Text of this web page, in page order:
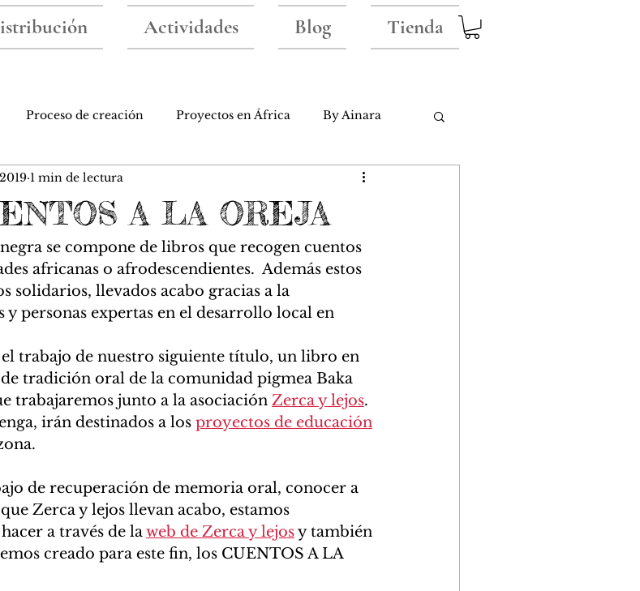
Actividades Blog Tienda
Proceso de creación Proyectos en África By Ainara
de escritura Iniciativas bonitas
A LA OREJA
1 min de lectura
se compone de libros que recogen cuentos
africanas o afrodescendientes.  Además estos
solidarios, llevados acabo gracias a la
personas expertas en el desarrollo local en
el trabajo de nuestro siguiente título, un libro en
tradición oral de la comunidad pigmea Baka
trabajaremos junto a la asociación Zerca y lejos.
irán destinados a los proyectos de educación
de recuperación de memoria oral, conocer a
Zerca y lejos llevan acabo, estamos
a través de la web de Zerca y lejos y también
creado para este fin, los CUENTOS A LA